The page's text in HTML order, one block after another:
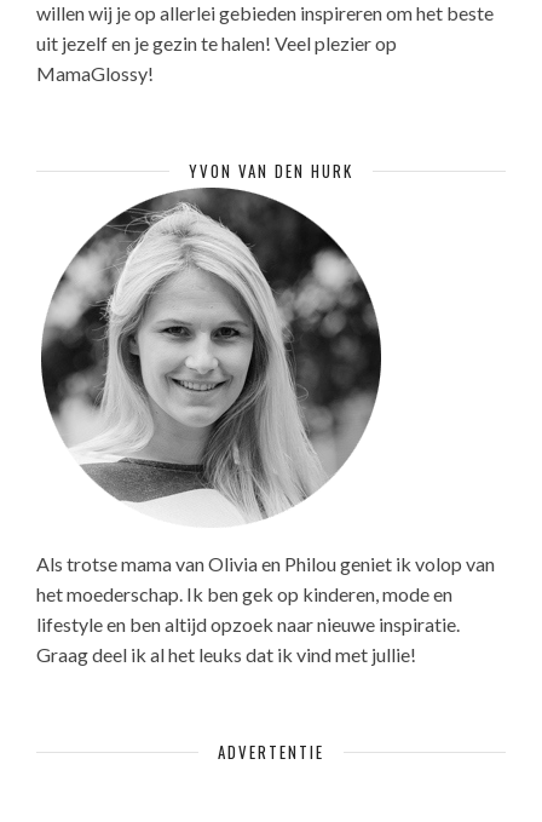
willen wij je op allerlei gebieden inspireren om het beste
uit jezelf en je gezin te halen! Veel plezier op
MamaGlossy!
YVON VAN DEN HURK
Als trotse mama van Olivia en Philou geniet ik volop van
het moederschap. Ik ben gek op kinderen, mode en
lifestyle en ben altijd opzoek naar nieuwe inspiratie.
Graag deel ik al het leuks dat ik vind met jullie!
ADVERTENTIE